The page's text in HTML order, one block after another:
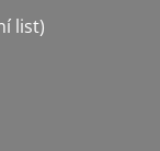
list)